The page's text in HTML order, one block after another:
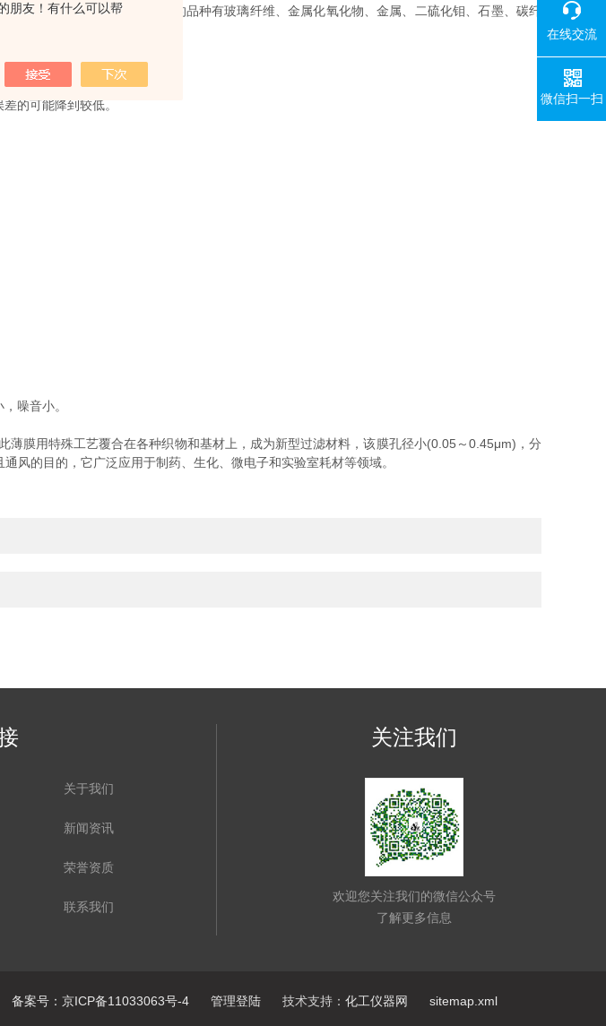
朋友！有什么可以帮
保持LB其它优良性能。填充的品种有玻璃纤维、金属化氧化物、金属、二硫化钼、石墨、碳纤
的可能降到较低。
噪音小。
用特殊工艺覆合在各种织物和基材上，成为新型过滤材料，该膜孔径小(0.05～0.45μm)，分
风的目的，它广泛应用于制药、生化、微电子和实验室耗材等领域。
关于我们
新闻资讯
荣誉资质
联系我们
关注我们
欢迎您关注我们的微信公众号
了解更多信息
备案号：京ICP备11033063号-4 管理登陆技术支持： 化工仪器网 sitemap.xml
在线交流
微信扫一扫